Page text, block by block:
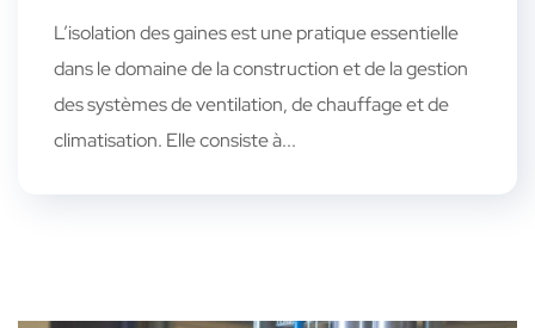
L’isolation des gaines est une pratique essentielle
dans le domaine de la construction et de la gestion
des systèmes de ventilation, de chauffage et de
climatisation. Elle consiste à...